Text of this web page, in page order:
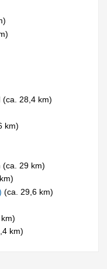
(ca. 28,4 km)
km)
(ca. 29 km)
(ca. 29,6 km)
km)